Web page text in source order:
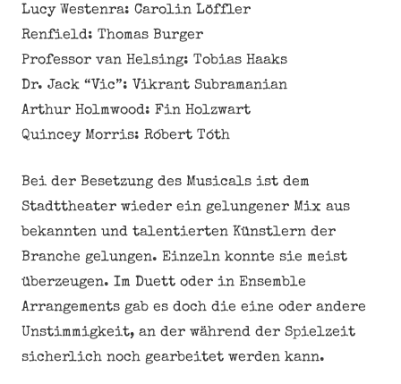
Lucy Westenra: Carolin Löffler
Renfield: Thomas Burger
Professor van Helsing: Tobias Haaks
Dr. Jack “Vic”: Vikrant Subramanian
Arthur Holmwood: Fin Holzwart
Quincey Morris: Róbert Tóth
Bei der Besetzung des Musicals ist dem
Stadttheater wieder ein gelungener Mix aus
bekannten und talentierten Künstlern der
Branche gelungen. Einzeln konnte sie meist
überzeugen. Im Duett oder in Ensemble
Arrangements gab es doch die eine oder andere
Unstimmigkeit, an der während der Spielzeit
sicherlich noch gearbeitet werden kann.